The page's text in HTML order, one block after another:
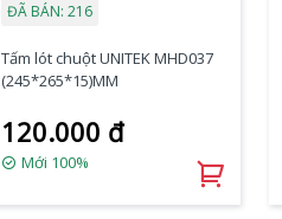
ĐÃ BÁN: 216
Tấm lót chuột UNITEK MHD037
(245*265*15)MM
120.000 đ
Mới 100%